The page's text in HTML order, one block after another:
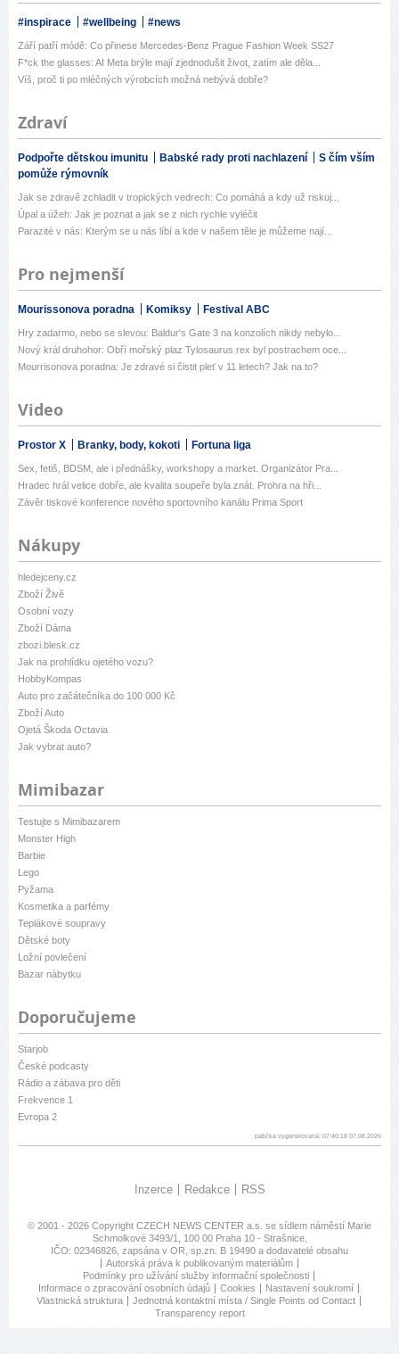
#inspirace #wellbeing #news
Září patří módě: Co přinese Mercedes-Benz Prague Fashion Week SS27
F*ck the glasses: AI Meta brýle mají zjednodušit život, zatím ale děla...
Víš, proč ti po mléčných výrobcích možná nebývá dobře?
Zdraví
Podpořte dětskou imunitu Babské rady proti nachlazení
S čím vším
pomůže rýmovník
Jak se zdravě zchladit v tropických vedrech: Co pomáhá a kdy už riskuj...
Úpal a úžeh: Jak je poznat a jak se z nich rychle vyléčit
Parazité v nás: Kterým se u nás líbí a kde v našem těle je můžeme nají...
Pro nejmenší
Mourissonova poradna Komiksy Festival ABC
Hry zadarmo, nebo se slevou: Baldur's Gate 3 na konzolích nikdy nebylo...
Nový král druhohor: Obří mořský plaz Tylosaurus rex byl postrachem oce...
Mourrisonova poradna: Je zdravé si čistit pleť v 11 letech? Jak na to?
Video
Prostor X Branky, body, kokoti Fortuna liga
Sex, fetiš, BDSM, ale i přednášky, workshopy a market. Organizátor Pra...
Hradec hrál velice dobře, ale kvalita soupeře byla znát. Prohra na hři...
Závěr tiskové konference nového sportovního kanálu Prima Sport
Nákupy
hledejceny.cz
Zboží Živě
Osobní vozy
Zboží Dáma
zbozi.blesk.cz
Jak na prohlídku ojetého vozu?
HobbyKompas
Auto pro začátečníka do 100 000 Kč
Zboží Auto
Ojetá Škoda Octavia
Jak vybrat auto?
Mimibazar
Testujte s Mimibazarem
Monster High
Barbie
Lego
Pyžama
Kosmetika a parfémy
Teplákové soupravy
Dětské boty
Ložní povlečení
Bazar nábytku
Doporučujeme
Starjob
České podcasty
Rádio a zábava pro děti
Frekvence 1
Evropa 2
patička vygenerovaná: 07:40:18 07.08.2026
Inzerce Redakce RSS
© 2001 - 2026 Copyright CZECH NEWS CENTER a.s. se sídlem náměstí Marie
Schmolkové 3493/1, 100 00 Praha 10 - Strašnice,
IČO: 02346826, zapsána v OR, sp.zn. B 19490 a dodavatelé obsahu
Autorská práva k publikovaným materiálům
Podmínky pro užívání služby informační společnosti
Informace o zpracování osobních údajů
Cookies
Nastavení soukromí
Vlastnická struktura
Jednotná kontaktní místa / Single Points od Contact
Transparency report